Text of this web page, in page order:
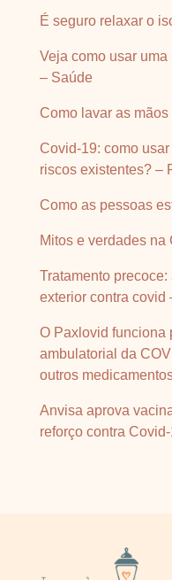
É seguro relaxar o
Veja como usar
– Saúde
Como lavar as mãos
Covid-19: como
riscos existentes? –
Como as pessoas
Mitos e verdades
Tratamento
exterior contra covid
O Paxlovid funciona
ambulatorial da
outros
Anvisa aprova
reforço contra